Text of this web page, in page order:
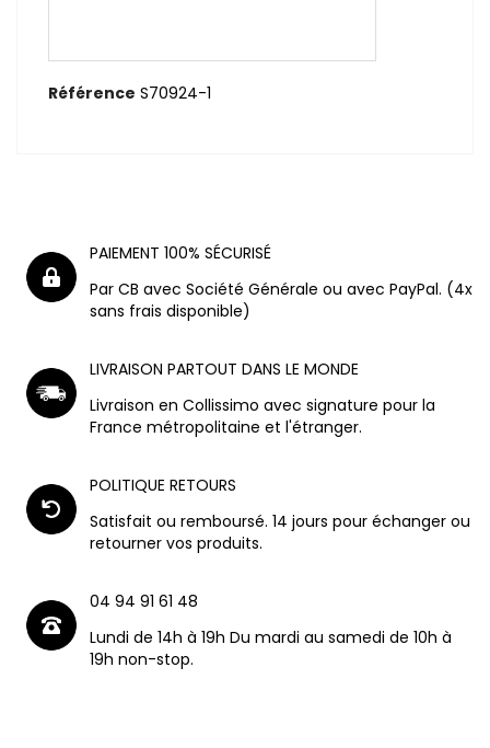
Référence S70924-1
PAIEMENT 100% SÉCURISÉ
Par CB avec Société Générale ou avec PayPal. (4x
sans frais disponible)
LIVRAISON PARTOUT DANS LE MONDE
Livraison en Collissimo avec signature pour la
France métropolitaine et l'étranger.
POLITIQUE RETOURS
Satisfait ou remboursé. 14 jours pour échanger ou
retourner vos produits.
04 94 91 61 48
Lundi de 14h à 19h Du mardi au samedi de 10h à
19h non-stop.